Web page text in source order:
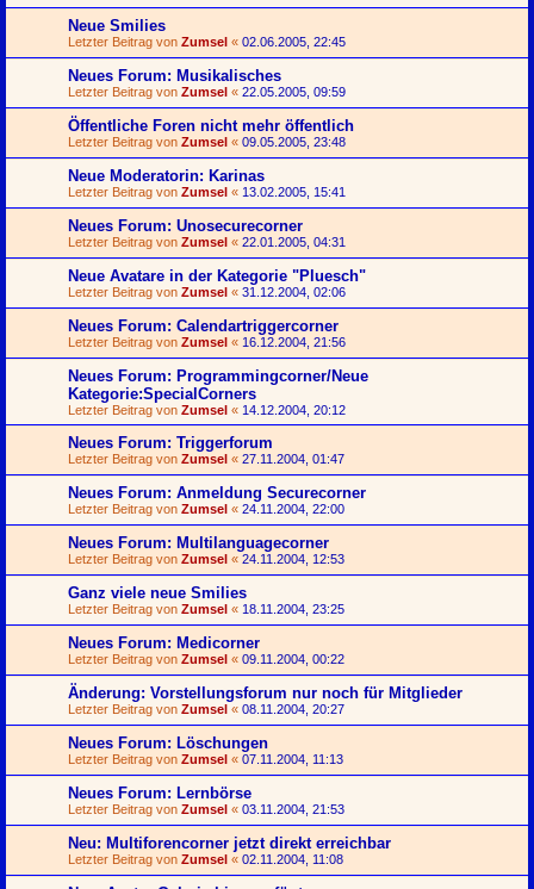
Neue Smilies
Letzter Beitrag von Zumsel « 02.06.2005, 22:45
Neues Forum: Musikalisches
Letzter Beitrag von Zumsel « 22.05.2005, 09:59
Öffentliche Foren nicht mehr öffentlich
Letzter Beitrag von Zumsel « 09.05.2005, 23:48
Neue Moderatorin: Karinas
Letzter Beitrag von Zumsel « 13.02.2005, 15:41
Neues Forum: Unosecurecorner
Letzter Beitrag von Zumsel « 22.01.2005, 04:31
Neue Avatare in der Kategorie "Pluesch"
Letzter Beitrag von Zumsel « 31.12.2004, 02:06
Neues Forum: Calendartriggercorner
Letzter Beitrag von Zumsel « 16.12.2004, 21:56
Neues Forum: Programmingcorner/Neue
Kategorie:SpecialCorners
Letzter Beitrag von Zumsel « 14.12.2004, 20:12
Neues Forum: Triggerforum
Letzter Beitrag von Zumsel « 27.11.2004, 01:47
Neues Forum: Anmeldung Securecorner
Letzter Beitrag von Zumsel « 24.11.2004, 22:00
Neues Forum: Multilanguagecorner
Letzter Beitrag von Zumsel « 24.11.2004, 12:53
Ganz viele neue Smilies
Letzter Beitrag von Zumsel « 18.11.2004, 23:25
Neues Forum: Medicorner
Letzter Beitrag von Zumsel « 09.11.2004, 00:22
Änderung: Vorstellungsforum nur noch für Mitglieder
Letzter Beitrag von Zumsel « 08.11.2004, 20:27
Neues Forum: Löschungen
Letzter Beitrag von Zumsel « 07.11.2004, 11:13
Neues Forum: Lernbörse
Letzter Beitrag von Zumsel « 03.11.2004, 21:53
Neu: Multiforencorner jetzt direkt erreichbar
Letzter Beitrag von Zumsel « 02.11.2004, 11:08